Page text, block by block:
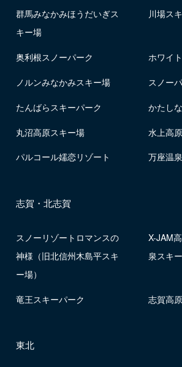
群馬みなかみほうだいぎス
キー場
川場ス
奥利根スノーパーク ホワイ
ノルンみなかみスキー場 スノー
たんばらスキーパーク かたし
丸沼高原スキー場 水上高
パルコール嬬恋リゾート 万座温
志賀・北志賀
スノーリゾートロマンスの
神様（旧北信州木島平スキ
ー場）
X-JAM
泉スキ
竜王スキーパーク 志賀高
東北